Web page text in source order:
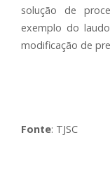
solução de
exemplo do
modificação de
Fonte: TJSC